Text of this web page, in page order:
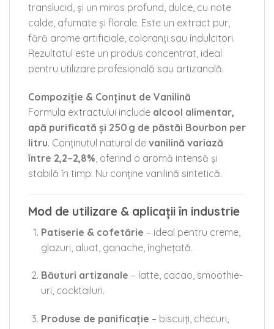
translucid, și un miros profund, dulce, cu note
calde, afumate și florale. Este un extract pur,
fără arome artificiale, coloranți sau îndulcitori.
Rezultatul este un produs concentrat, ideal
pentru utilizare profesională sau artizanală.
Compoziție & Conținut de Vanilină
Formula extractului include alcool alimentar,
apă purificată și 250 g de păstăi Bourbon per
litru. Conținutul natural de vanilină variază
între 2,2–2,8%, oferind o aromă intensă și
stabilă în timp. Nu conține vanilină sintetică.
Mod de utilizare & aplicații în industrie
Patiserie & cofetărie – ideal pentru creme,
glazuri, aluat, ganache, înghețată.
Băuturi artizanale – latte, cacao, smoothie-
uri, cocktailuri.
Produse de panificație – biscuiți, checuri,